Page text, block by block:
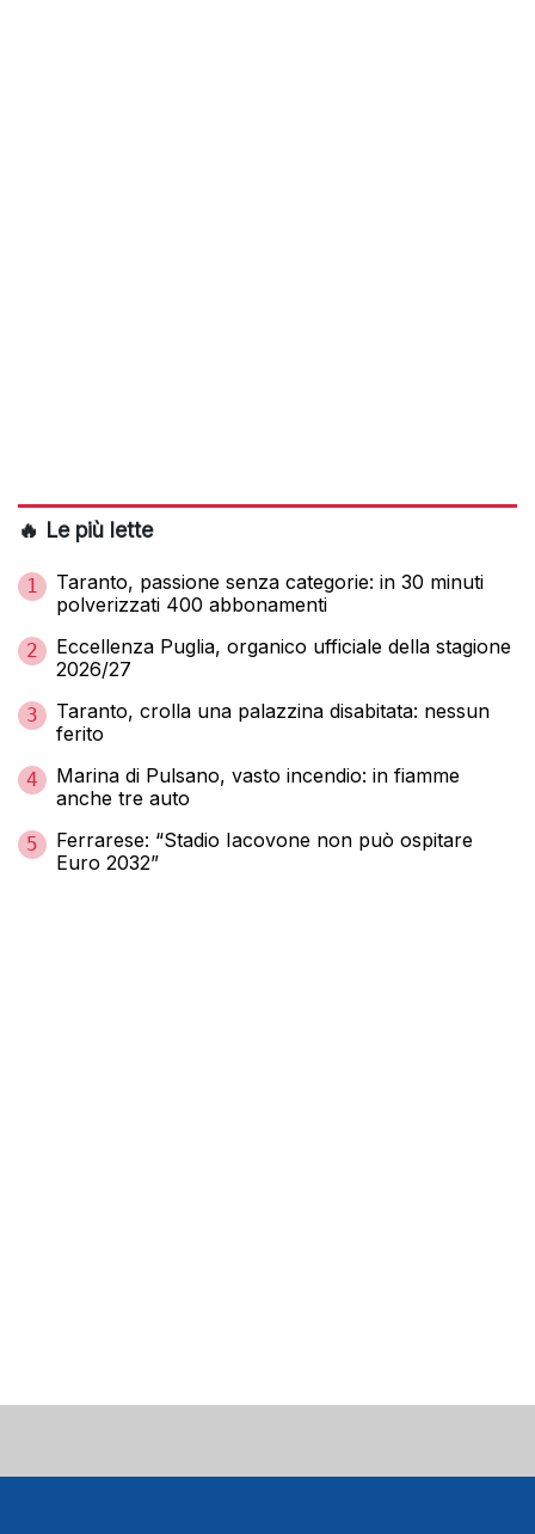
🔥 Le più lette
1
Taranto, passione senza categorie: in 30 minuti
polverizzati 400 abbonamenti
2
Eccellenza Puglia, organico ufficiale della stagione
2026/27
3
Taranto, crolla una palazzina disabitata: nessun
ferito
4
Marina di Pulsano, vasto incendio: in fiamme
anche tre auto
5
Ferrarese: “Stadio Iacovone non può ospitare
Euro 2032”